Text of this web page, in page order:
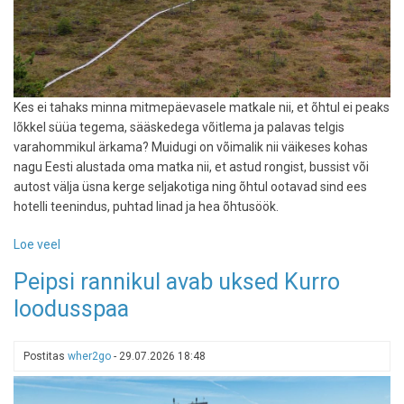
Kes ei tahaks minna mitmepäevasele matkale nii, et õhtul ei peaks
lõkkel süüa tegema, sääskedega võitlema ja palavas telgis
varahommikul ärkama? Muidugi on võimalik nii väikeses kohas
nagu Eesti alustada oma matka nii, et astud rongist, bussist või
autost välja üsna kerge seljakotiga ning õhtul ootavad sind ees
hotelli teenindus, puhtad linad ja hea õhtusöök.
Loe veel
tsivilisatsiooni
piiril:
matka,
mis
Peipsi rannikul avab uksed Kurro
loodusspaa
Postitas wher2go - 29.07.2026 18:48